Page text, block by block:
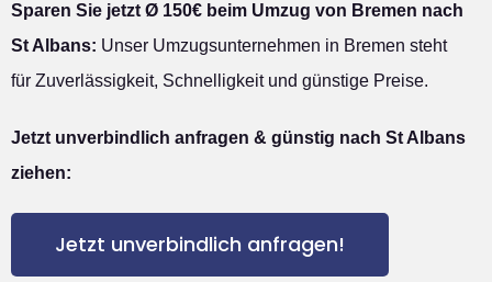
Sparen Sie jetzt Ø 150€ beim Umzug von Bremen nach
St Albans: Unser Umzugsunternehmen in Bremen steht
für Zuverlässigkeit, Schnelligkeit und günstige Preise.
Jetzt unverbindlich anfragen & günstig nach St Albans
ziehen:
Jetzt unverbindlich anfragen!